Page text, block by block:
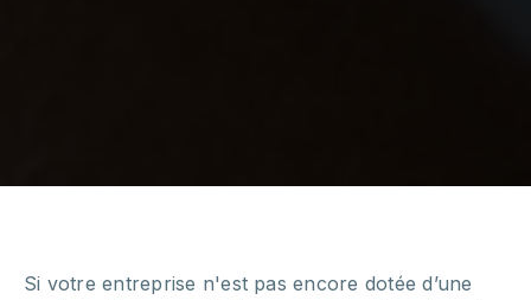
Si votre entreprise n'est pas encore dotée d’une